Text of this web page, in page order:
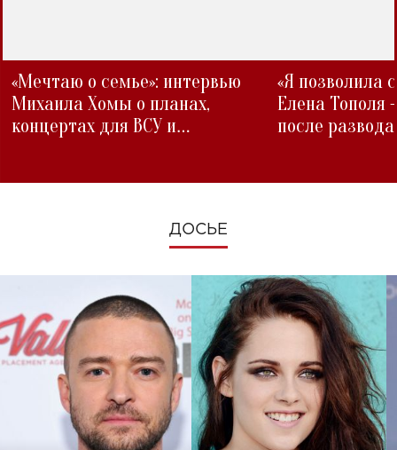
«Мечтаю о семье»: интервью
Михаила Хомы о планах,
концертах для ВСУ и
«Я позволила
Елена Тополя
после развода
ДОСЬЕ